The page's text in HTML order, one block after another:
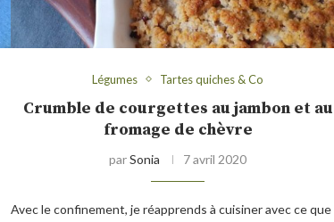
Légumes Tartes quiches & Co
Crumble de courgettes au jambon et au
fromage de chèvre
parSonia 7 avril 2020
Avec le confinement, je réapprends à cuisiner avec ce que